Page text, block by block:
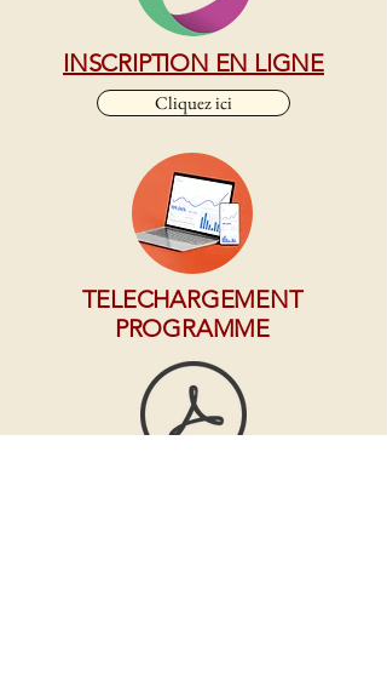
INSCRIPTION EN LIGNE
Cliquez ici
TELECHARGEMENT
PROGRAMME